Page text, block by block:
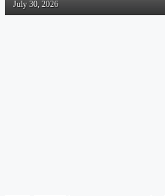
Posted
on
July 30, 2026